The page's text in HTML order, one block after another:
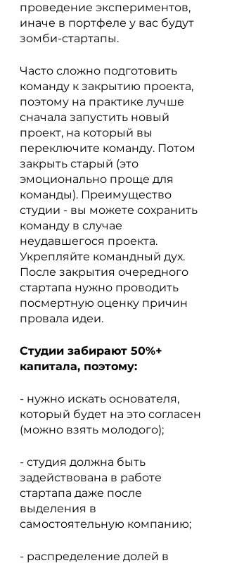
проведение экспериментов,
иначе в портфеле у вас будут
зомби-стартапы.
Часто сложно подготовить
команду к закрытию проекта,
поэтому на практике лучше
сначала запустить новый
проект, на который вы
переключите команду. Потом
закрыть старый (это
эмоционально проще для
команды). Преимущество
студии - вы можете сохранить
команду в случае
неудавшегося проекта.
Укрепляйте командный дух.
После закрытия очередного
стартапа нужно проводить
посмертную оценку причин
провала идеи.
Студии забирают 50%+
капитала, поэтому:
- нужно искать основателя,
который будет на это согласен
(можно взять молодого);
- студия должна быть
задействована в работе
стартапа даже после
выделения в
самостоятельную компанию;
- распределение долей в